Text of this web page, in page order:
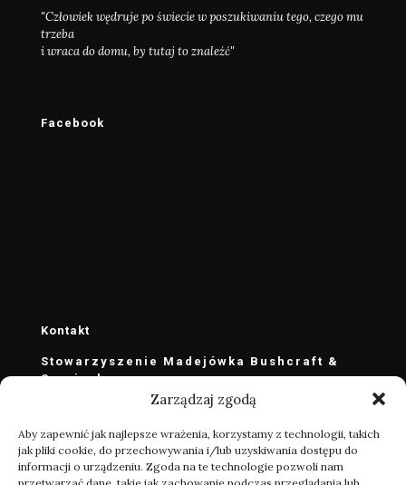
Zarządzaj zgodą
Aby zapewnić jak najlepsze wrażenia, korzystamy z technologii, takich
jak pliki cookie, do przechowywania i/lub uzyskiwania dostępu do
informacji o urządzeniu. Zgoda na te technologie pozwoli nam
"Człowiek wędruje po świecie w poszukiwaniu tego, czego mu
trzeba
i wraca do domu, by tutaj to znaleźć"
Facebook
Kontakt
Stowarzyszenie Madejówka Bushcraft &
Survival
stowarzyszenie@madejowka.com
zarzad@madejowka.com
Masłów Drugi ul. ks. J. Marszałka 100
26-001 Masłów k. Kielc